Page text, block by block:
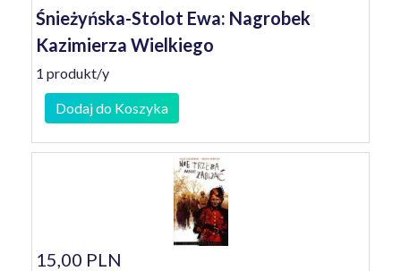
Śnieżyńska-Stolot Ewa: Nagrobek
Kazimierza Wielkiego
1 produkt/y
Dodaj do Koszyka
15,00 PLN